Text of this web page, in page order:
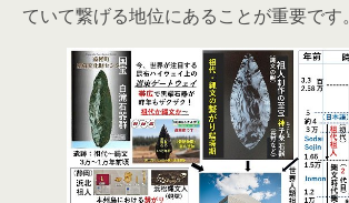
ていて繋げる地位にあることが重要です。